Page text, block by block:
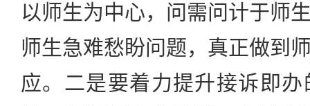
以师生为中心，问需问计于师
师生急难愁盼问题，真正做到
应。二是要着力提升接诉即